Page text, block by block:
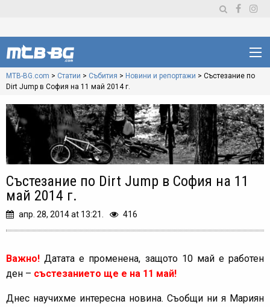
MTB-BG.com > Статии > Събития > Новини и репортажи > Състезание по
Dirt Jump в София на 11 май 2014 г.
Състезание по Dirt Jump в София на 11
май 2014 г.
апр. 28, 2014 at 13:21. 416
Важно! Датата е променена, защото 10 май е работен
ден – състезанието ще е на 11 май!
Днес научихме интересна новина. Съобщи ни я Мариян